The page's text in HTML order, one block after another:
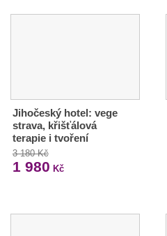
Jihočeský hotel: vege
strava, křišťálová
terapie i tvoření
3 180 Kč
1 980 Kč